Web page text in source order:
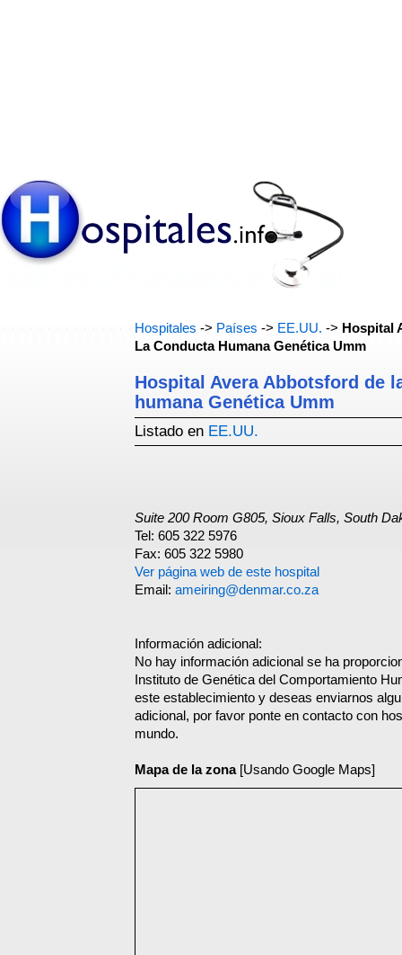
Hospitales -> Países -> EE.UU. -> Hospital
La Conducta Humana Genética Umm
Hospital Avera Abbotsford de
humana Genética Umm
Listado en EE.UU.
Suite 200 Room G805, Sioux Falls, South
Tel: 605 322 5976
Fax: 605 322 5980
Ver página web de este hospital
Email: ameiring@denmar.co.za
Información adicional:
No hay información adicional se ha
Instituto de Genética del Comportamiento
este establecimiento y deseas enviarnos
adicional, por favor ponte en contacto con
mundo.
Mapa de la zona[Usando Google Maps]